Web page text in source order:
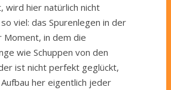
wird hier natürlich nicht
viel: das Spurenlegen in der
Moment, in dem die
wie Schuppen von den
ist nicht perfekt geglückt,
her eigentlich jeder